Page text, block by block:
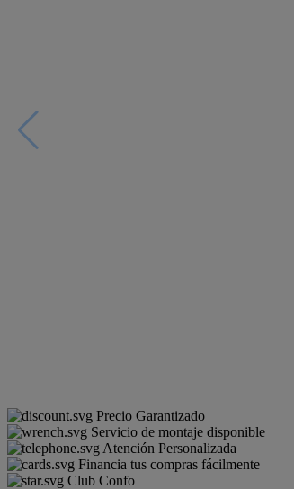
Precio Garantizado
Servicio de montaje disponible
Atención Personalizada
Financia tus compras fácilmente
Club Confo